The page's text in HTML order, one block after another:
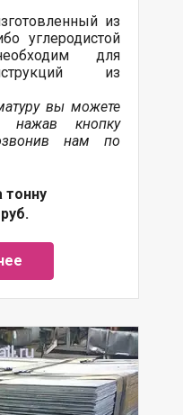
из
углеродистой
для
из
вы можете
нажав кнопку
нам по
тонну